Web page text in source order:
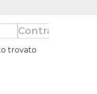
Contract
trovato